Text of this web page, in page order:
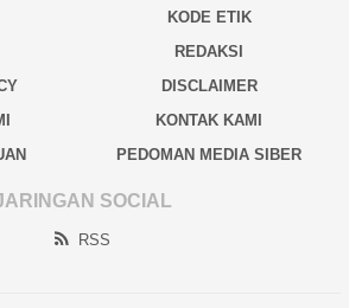
KODE ETIK
REDAKSI
DISCLAIMER
KONTAK KAMI
PEDOMAN MEDIA SIBER
SOCIAL
RSS